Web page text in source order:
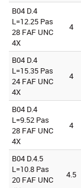
B04 D.4
L=12.25 Pas
28 FAF UNC
4X
4
B04 D.4
L=15.35 Pas
24 FAF UNC
4X
4
B04 D.4
L=9.52 Pas
28 FAF UNC
4X
4
B04 D.4.5
L=10.8 Pas
20 FAF UNC
4.5